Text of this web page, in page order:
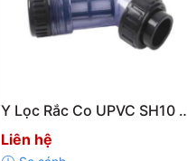
Y Lọc Rắc Co UPVC SH10 –
Lọc Cặn Hiệu Quả, Dễ Tháo
Lắp
Liên hệ